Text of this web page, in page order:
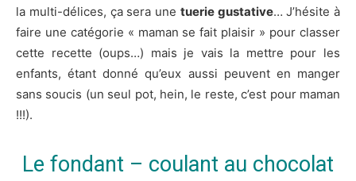
la multi-délices, ça sera une tuerie gustative… J’hésite à
faire une catégorie « maman se fait plaisir » pour classer
cette recette (oups…) mais je vais la mettre pour les
enfants, étant donné qu’eux aussi peuvent en manger
sans soucis (un seul pot, hein, le reste, c’est pour maman
!!!).
Le fondant – coulant au chocolat